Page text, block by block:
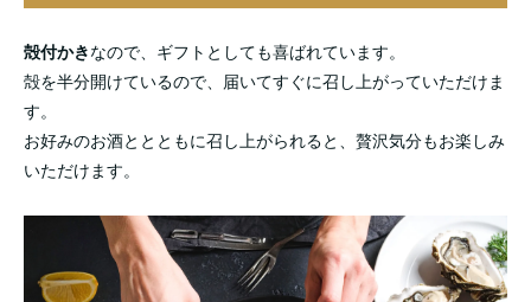
殻付かきなので、ギフトとしても喜ばれています。
殻を半分開けているので、届いてすぐに召し上がっていただけま
す。
お好みのお酒ととともに召し上がられると、贅沢気分もお楽しみ
いただけます。